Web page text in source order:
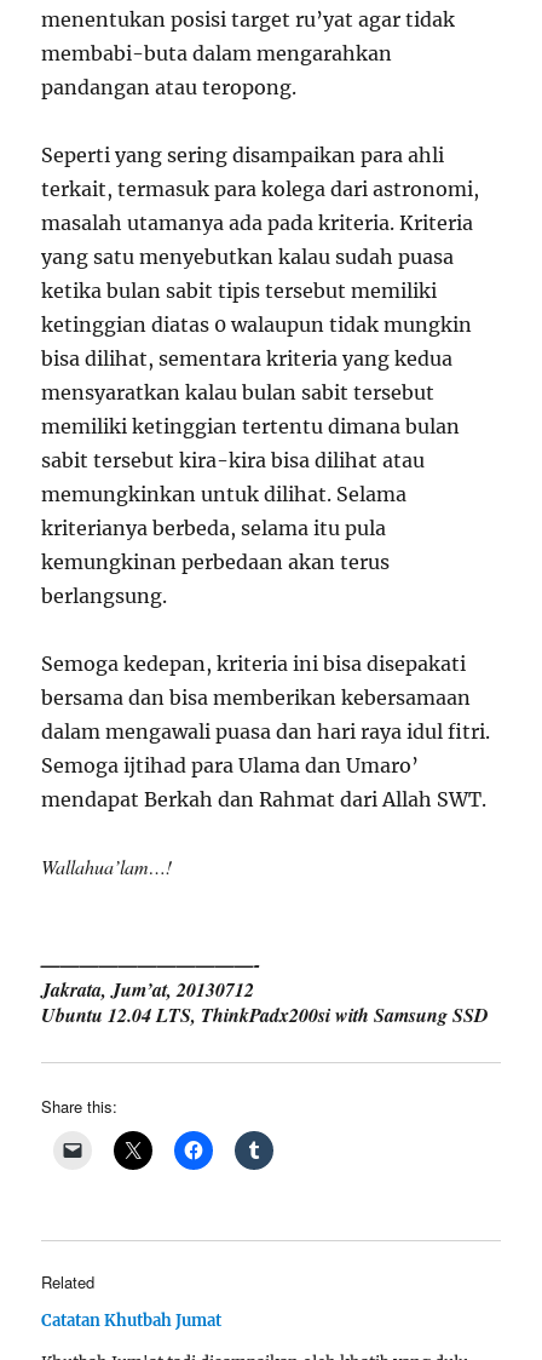
menentukan posisi target ru’yat agar tidak
membabi-buta dalam mengarahkan
pandangan atau teropong.
Seperti yang sering disampaikan para ahli
terkait, termasuk para kolega dari astronomi,
masalah utamanya ada pada kriteria. Kriteria
yang satu menyebutkan kalau sudah puasa
ketika bulan sabit tipis tersebut memiliki
ketinggian diatas 0 walaupun tidak mungkin
bisa dilihat, sementara kriteria yang kedua
mensyaratkan kalau bulan sabit tersebut
memiliki ketinggian tertentu dimana bulan
sabit tersebut kira-kira bisa dilihat atau
memungkinkan untuk dilihat. Selama
kriterianya berbeda, selama itu pula
kemungkinan perbedaan akan terus
berlangsung.
Semoga kedepan, kriteria ini bisa disepakati
bersama dan bisa memberikan kebersamaan
dalam mengawali puasa dan hari raya idul fitri.
Semoga ijtihad para Ulama dan Umaro’
mendapat Berkah dan Rahmat dari Allah SWT.
Wallahua’lam…!
———————————-
Jakrata, Jum’at, 20130712
Ubuntu 12.04 LTS, ThinkPadx200si with Samsung SSD
Share this:
Related
Catatan Khutbah Jumat